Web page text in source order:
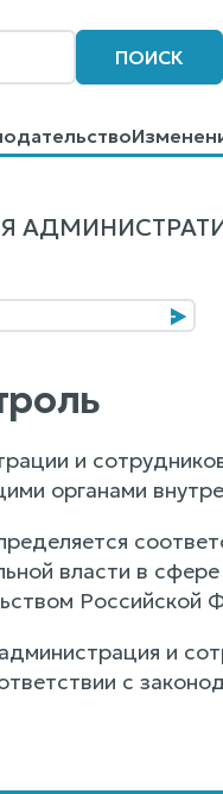
ПОИСК
и
органами
власти в
Российской
и
с